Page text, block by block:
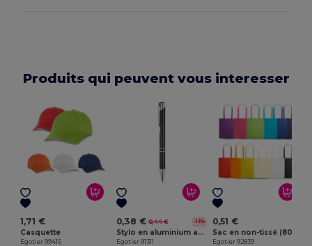
Produits qui peuvent vous interesser
1,71 €
Casquette
Egotier 99415
0,38 € 0,44 € -13%
Stylo en aluminium avec clip
Egotier 91311
0,51 €
Egotier 92839